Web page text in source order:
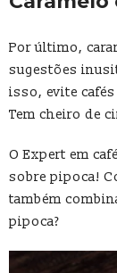
Por último,
sugestões
isso, evite
Tem cheiro de
O Expert em
sobre pipoca!
também
pipoca?